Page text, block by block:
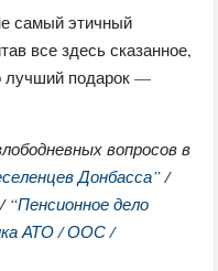
самый этичный
все здесь сказанное,
лучший подарок —
вопросов в
Донбасса” /
“Пенсионное дело
АТО / ООС /